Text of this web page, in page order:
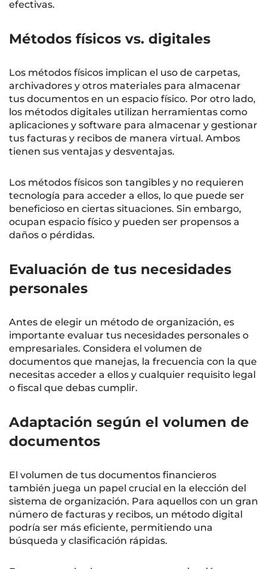
efectivas.
Métodos físicos vs. digitales
Los métodos físicos implican el uso de carpetas,
archivadores y otros materiales para almacenar
tus documentos en un espacio físico. Por otro lado,
los métodos digitales utilizan herramientas como
aplicaciones y software para almacenar y gestionar
tus facturas y recibos de manera virtual. Ambos
tienen sus ventajas y desventajas.
Los métodos físicos son tangibles y no requieren
tecnología para acceder a ellos, lo que puede ser
beneficioso en ciertas situaciones. Sin embargo,
ocupan espacio físico y pueden ser propensos a
daños o pérdidas.
Evaluación de tus necesidades
personales
Antes de elegir un método de organización, es
importante evaluar tus necesidades personales o
empresariales. Considera el volumen de
documentos que manejas, la frecuencia con la que
necesitas acceder a ellos y cualquier requisito legal
o fiscal que debas cumplir.
Adaptación según el volumen de
documentos
El volumen de tus documentos financieros
también juega un papel crucial en la elección del
sistema de organización. Para aquellos con un gran
número de facturas y recibos, un método digital
podría ser más eficiente, permitiendo una
búsqueda y clasificación rápidas.